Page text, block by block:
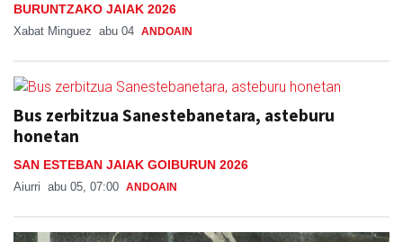
BURUNTZAKO JAIAK 2026
Xabat Minguez abu 04 ANDOAIN
Bus zerbitzua Sanestebanetara, asteburu
honetan
SAN ESTEBAN JAIAK GOIBURUN 2026
Aiurri abu 05, 07:00 ANDOAIN